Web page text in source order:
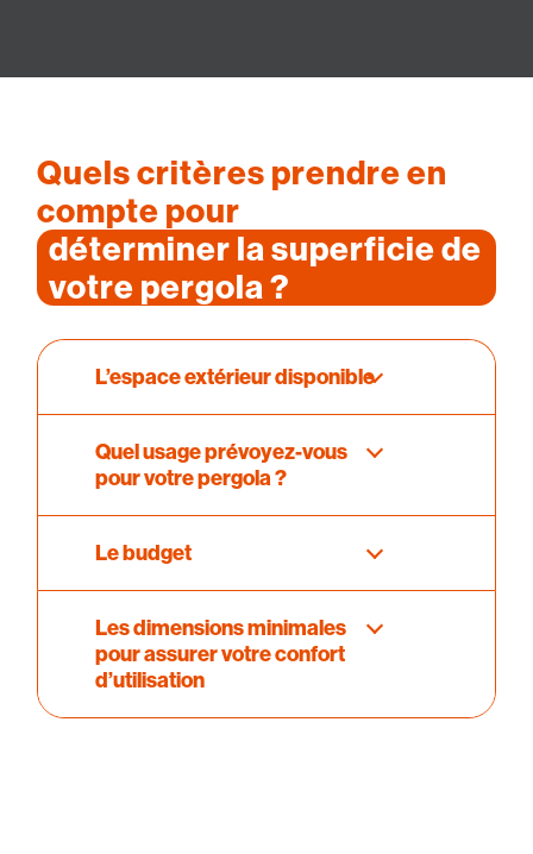
Quels critères prendre en
compte pour
déterminer la superficie de
votre pergola ?
L’espace extérieur disponible
Quel usage prévoyez-vous
pour votre pergola ?
Le budget
Les dimensions minimales
pour assurer votre confort
d’utilisation